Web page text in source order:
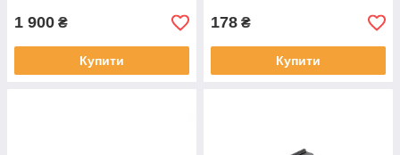
1 900 ₴
Купити
178 ₴
Купити